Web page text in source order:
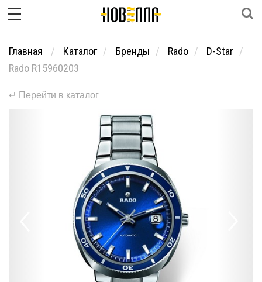
Главная Каталог Бренды Rado
D-Star
Rado R15960203
↵ Перейти в каталог